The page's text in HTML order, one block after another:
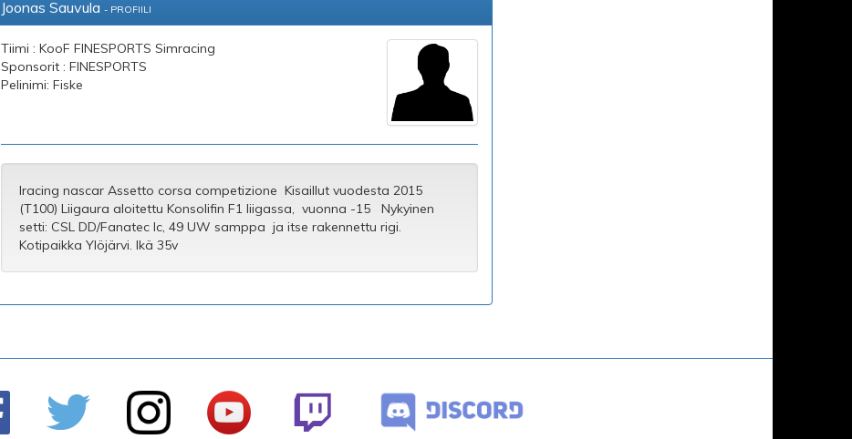
Joonas Sauvula - PROFIILI
Tiimi : KooF FINESPORTS Simracing
Sponsorit : FINESPORTS
Pelinimi: Fiske
Iracing nascar Assetto corsa competizione Kisaillut vuodesta 2015
(T100) Liigaura aloitettu Konsolifin F1 liigassa, vuonna -15 Nykyinen
setti: CSL DD/Fanatec lc, 49 UW samppa ja itse rakennettu rigi.
Kotipaikka Ylöjärvi. Ikä 35v